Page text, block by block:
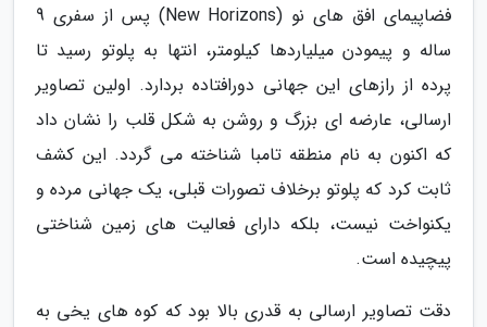
فضاپیمای افق های نو (New Horizons) پس از سفری 9
ساله و پیمودن میلیاردها کیلومتر، انتها به پلوتو رسید تا
پرده از رازهای این جهانی دورافتاده بردارد. اولین تصاویر
ارسالی، عارضه ای بزرگ و روشن به شکل قلب را نشان داد
که اکنون به نام منطقه تامبا شناخته می گردد. این کشف
ثابت کرد که پلوتو برخلاف تصورات قبلی، یک جهانی مرده و
یکنواخت نیست، بلکه دارای فعالیت های زمین شناختی
پیچیده است.
دقت تصاویر ارسالی به قدری بالا بود که کوه های یخی به